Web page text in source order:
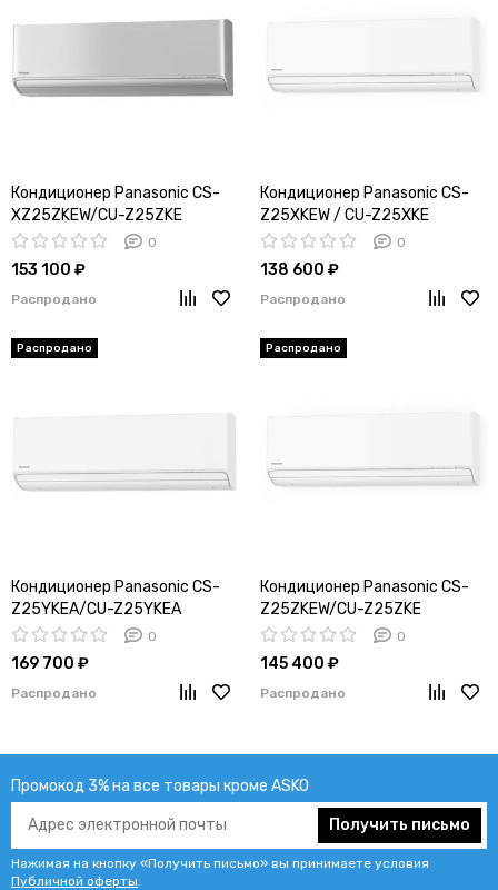
Кондиционер Panasonic CS-
XZ25ZKEW/CU-Z25ZKE
0
153 100 ₽
Распродано
Кондиционер Panasonic CS-
Z25XKEW / CU-Z25XKE
0
138 600 ₽
Распродано
Кондиционер Panasonic CS-
Z25YKEA/CU-Z25YKEA
0
169 700 ₽
Распродано
Кондиционер Panasonic CS-
Z25ZKEW/CU-Z25ZKE
0
145 400 ₽
Распродано
Промокод 3% на все товары кроме ASKO
Получить письмо
Нажимая на кнопку «Получить письмо» вы принимаете условия
Публичной оферты